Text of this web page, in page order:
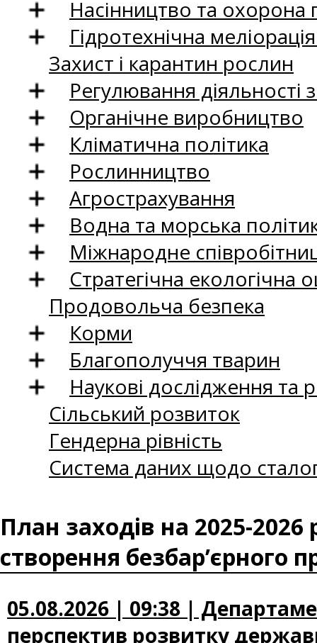
Насінництво та
Гідротехнічна
Захист і карантин рослин
Регулювання
Органічне виробництво
Кліматична політика
Рослинництво
Агрострахування
Водна та морська
Міжнародне
Стратегічна екологічна
Продовольча безпека
Корми
Благополуччя тварин
Наукові дослідження та
Сільський розвиток
Гендерна рівність
Система даних щодо
План заходів на 2025-2026
створення безбар’єрного
05.08.2026 | 09:38 |
перспектив розвитку